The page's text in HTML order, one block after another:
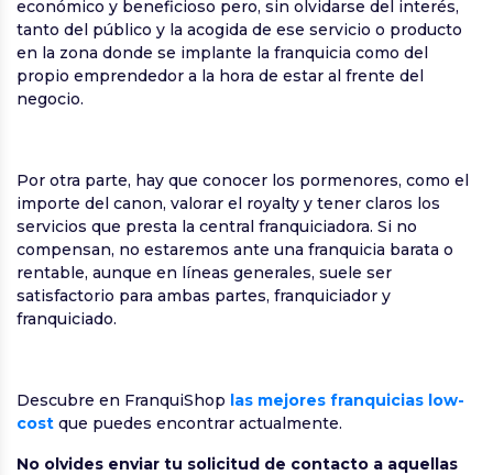
económico y beneficioso pero, sin olvidarse del interés,
tanto del público y la acogida de ese servicio o producto
en la zona donde se implante la franquicia como del
propio emprendedor a la hora de estar al frente del
negocio.
Por otra parte, hay que conocer los pormenores, como el
importe del canon, valorar el royalty y tener claros los
servicios que presta la central franquiciadora. Si no
compensan, no estaremos ante una franquicia barata o
rentable, aunque en líneas generales, suele ser
satisfactorio para ambas partes, franquiciador y
franquiciado.
Descubre en FranquiShop las mejores franquicias low-
cost que puedes encontrar actualmente.
No olvides enviar tu solicitud de contacto a aquellas